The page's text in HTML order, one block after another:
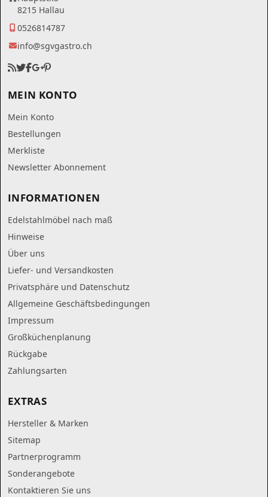
8215 Hallau
0526814787
info@sgvgastro.ch
MEIN KONTO
Mein Konto
Bestellungen
Merkliste
Newsletter Abonnement
INFORMATIONEN
Edelstahlmöbel nach maß
Hinweise
Über uns
Liefer- und Versandkosten
Privatsphäre und Datenschutz
Allgemeine Geschäftsbedingungen
Impressum
Großküchenplanung
Rückgabe
Zahlungsarten
EXTRAS
Hersteller & Marken
Sitemap
Partnerprogramm
Sonderangebote
Kontaktieren Sie uns